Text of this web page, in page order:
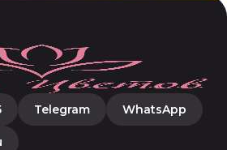
Telegram WhatsApp